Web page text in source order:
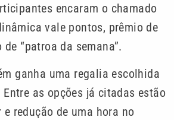
encaram o chamado
vale pontos, prêmio de
“patroa da semana”.
ganha uma regalia escolhida
as opções já citadas estão
redução de uma hora no